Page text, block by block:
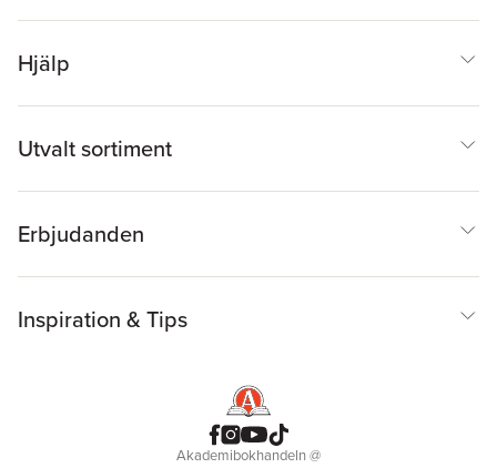
Hjälp
Utvalt sortiment
Erbjudanden
Inspiration & Tips
Akademibokhandeln@